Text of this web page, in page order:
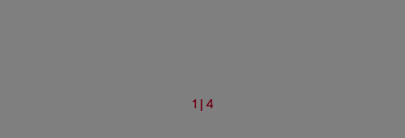
1 | 4